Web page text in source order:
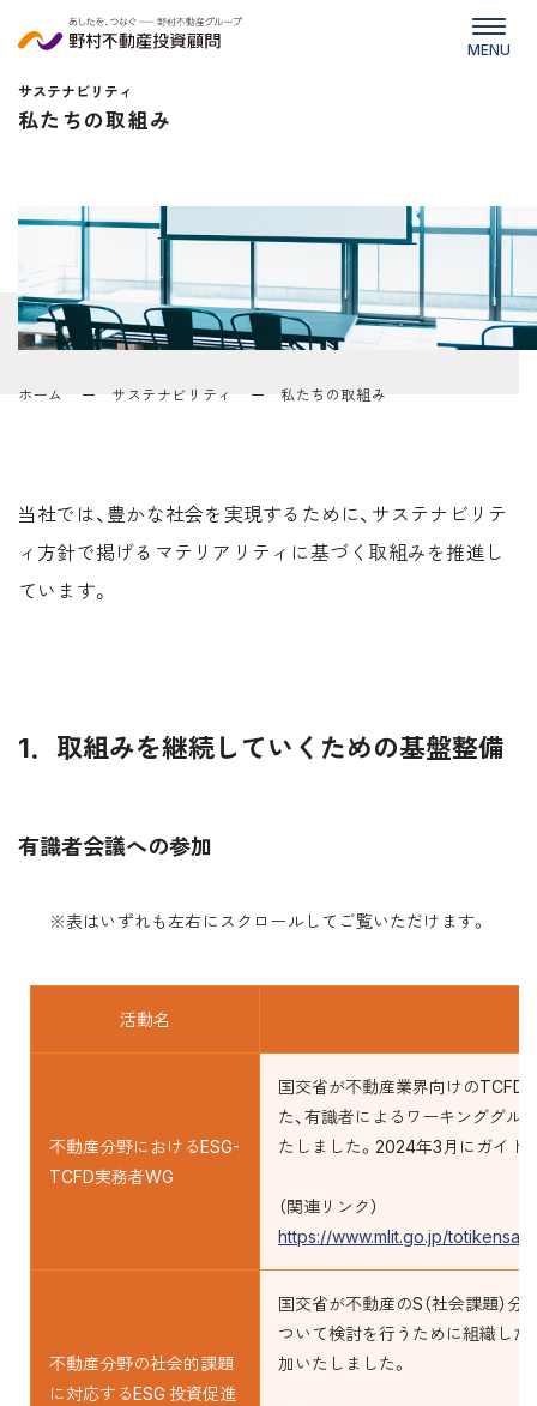
MENU
サステナビリティ
私たちの取組み
ホーム サステナビリティ 私たちの取組み
当社では、豊かな社会を実現するために、サステナビリテ
ィ方針で掲げるマテリアリティに基づく取組みを推進し
ています。
1．取組みを継続していくための基盤整備
有識者会議への参加
※表はいずれも左右にスクロールしてご覧いただけます。
活動名
不動産分野におけるESG-
TCFD実務者WG
国交省が不動産業界向けのTCFD
た、有識者によるワーキンググル
たしました。2024年3月にガイド
（関連リンク）
https://www.mlit.go.jp/
不動産分野の社会的課題
に対応するESG 投資促進
国交省が不動産のS（社会課題）
ついて検討を行うために組織した
加いたしました。